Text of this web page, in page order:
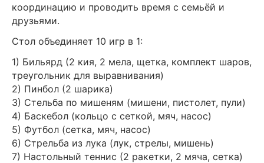
координацию и проводить время с семьёй и
друзьями.
Стол объединяет 10 игр в 1:
1) Бильярд (2 кия, 2 мела, щетка, комплект шаров,
треугольник для выравнивания)
2) Пинбол (2 шарика)
3) Стельба по мишеням (мишени, пистолет, пули)
4) Баскебол (кольцо с сеткой, мяч, насос)
5) Футбол (сетка, мяч, насос)
6) Стрельба из лука (лук, стрелы, мишень)
7) Настольный теннис (2 ракетки, 2 мяча, сетка)